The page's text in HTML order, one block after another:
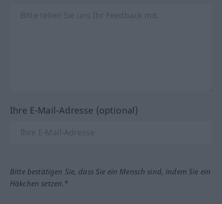
Ihre E-Mail-Adresse (optional)
Bitte bestätigen Sie, dass Sie ein Mensch sind, indem Sie ein
Häkchen setzen.*